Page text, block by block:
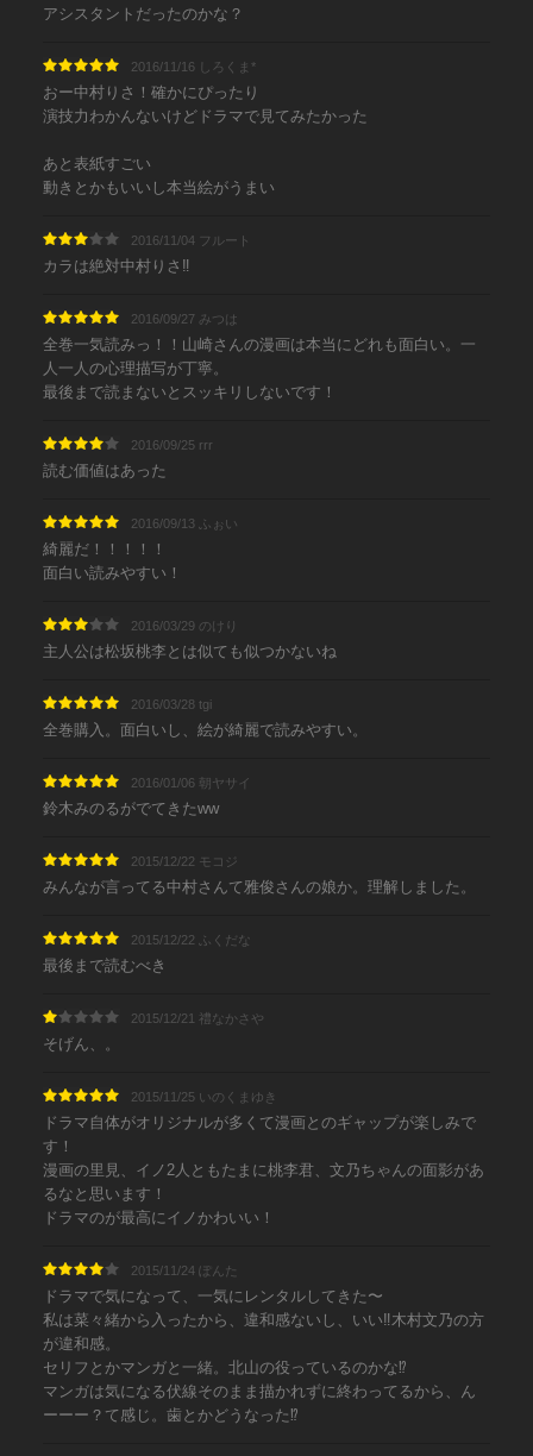
アシスタントだったのかな？
2016/11/16 しろくま*
おー中村りさ！確かにぴったり
演技力わかんないけどドラマで見てみたかった
あと表紙すごい
動きとかもいいし本当絵がうまい
2016/11/04 フルート
カラは絶対中村りさ‼
2016/09/27 みつは
全巻一気読みっ！！山崎さんの漫画は本当にどれも面白い。一
人一人の心理描写が丁寧。
最後まで読まないとスッキリしないです！
2016/09/25 rrr
読む価値はあった
2016/09/13 ふぉい
綺麗だ！！！！！
面白い読みやすい！
2016/03/29 のけり
主人公は松坂桃李とは似ても似つかないね
2016/03/28 tgi
全巻購入。面白いし、絵が綺麗で読みやすい。
2016/01/06 朝ヤサイ
鈴木みのるがでてきたww
2015/12/22 モコジ
みんなが言ってる中村さんて雅俊さんの娘か。理解しました。
2015/12/22 ふくだな
最後まで読むべき
2015/12/21 禮なかさや
そげん、。
2015/11/25 いのくまゆき
ドラマ自体がオリジナルが多くて漫画とのギャップが楽しみで
す！
漫画の里見、イノ2人ともたまに桃李君、文乃ちゃんの面影があ
るなと思います！
ドラマのが最高にイノかわいい！
2015/11/24 ぽんた
ドラマで気になって、一気にレンタルしてきた〜
私は菜々緒から入ったから、違和感ないし、いい‼︎木村文乃の方
が違和感。
セリフとかマンガと一緒。北山の役っているのかな⁉︎
マンガは気になる伏線そのまま描かれずに終わってるから、ん
ーーー？て感じ。歯とかどうなった⁉︎